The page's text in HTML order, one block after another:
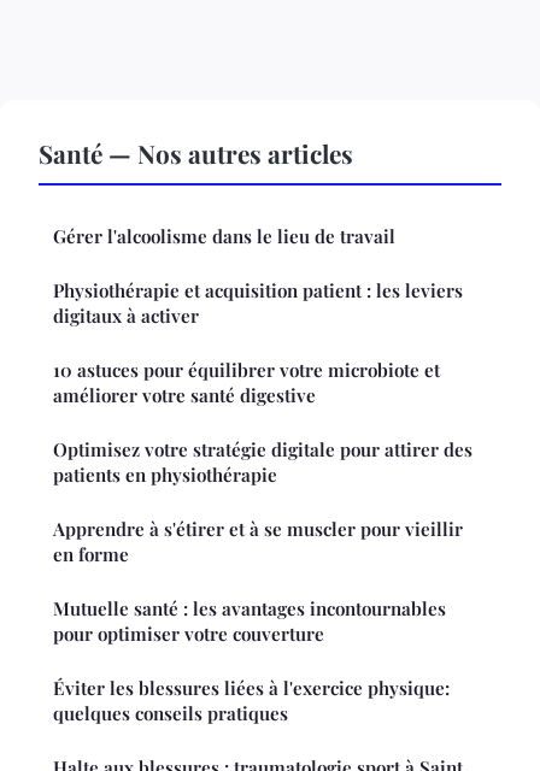
Santé — Nos autres articles
Gérer l'alcoolisme dans le lieu de travail
Physiothérapie et acquisition patient : les leviers
digitaux à activer
10 astuces pour équilibrer votre microbiote et
améliorer votre santé digestive
Optimisez votre stratégie digitale pour attirer des
patients en physiothérapie
Apprendre à s'étirer et à se muscler pour vieillir
en forme
Mutuelle santé : les avantages incontournables
pour optimiser votre couverture
Éviter les blessures liées à l'exercice physique:
quelques conseils pratiques